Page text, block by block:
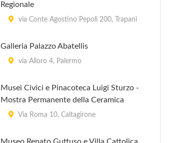
Regionale
via Conte Agostino Pepoli 200, Trapani
Galleria Palazzo Abatellis
via Alloro 4, Palermo
Musei Civici e Pinacoteca Luigi Sturzo -
Mostra Permanente della Ceramica
Via Roma 10, Caltagirone